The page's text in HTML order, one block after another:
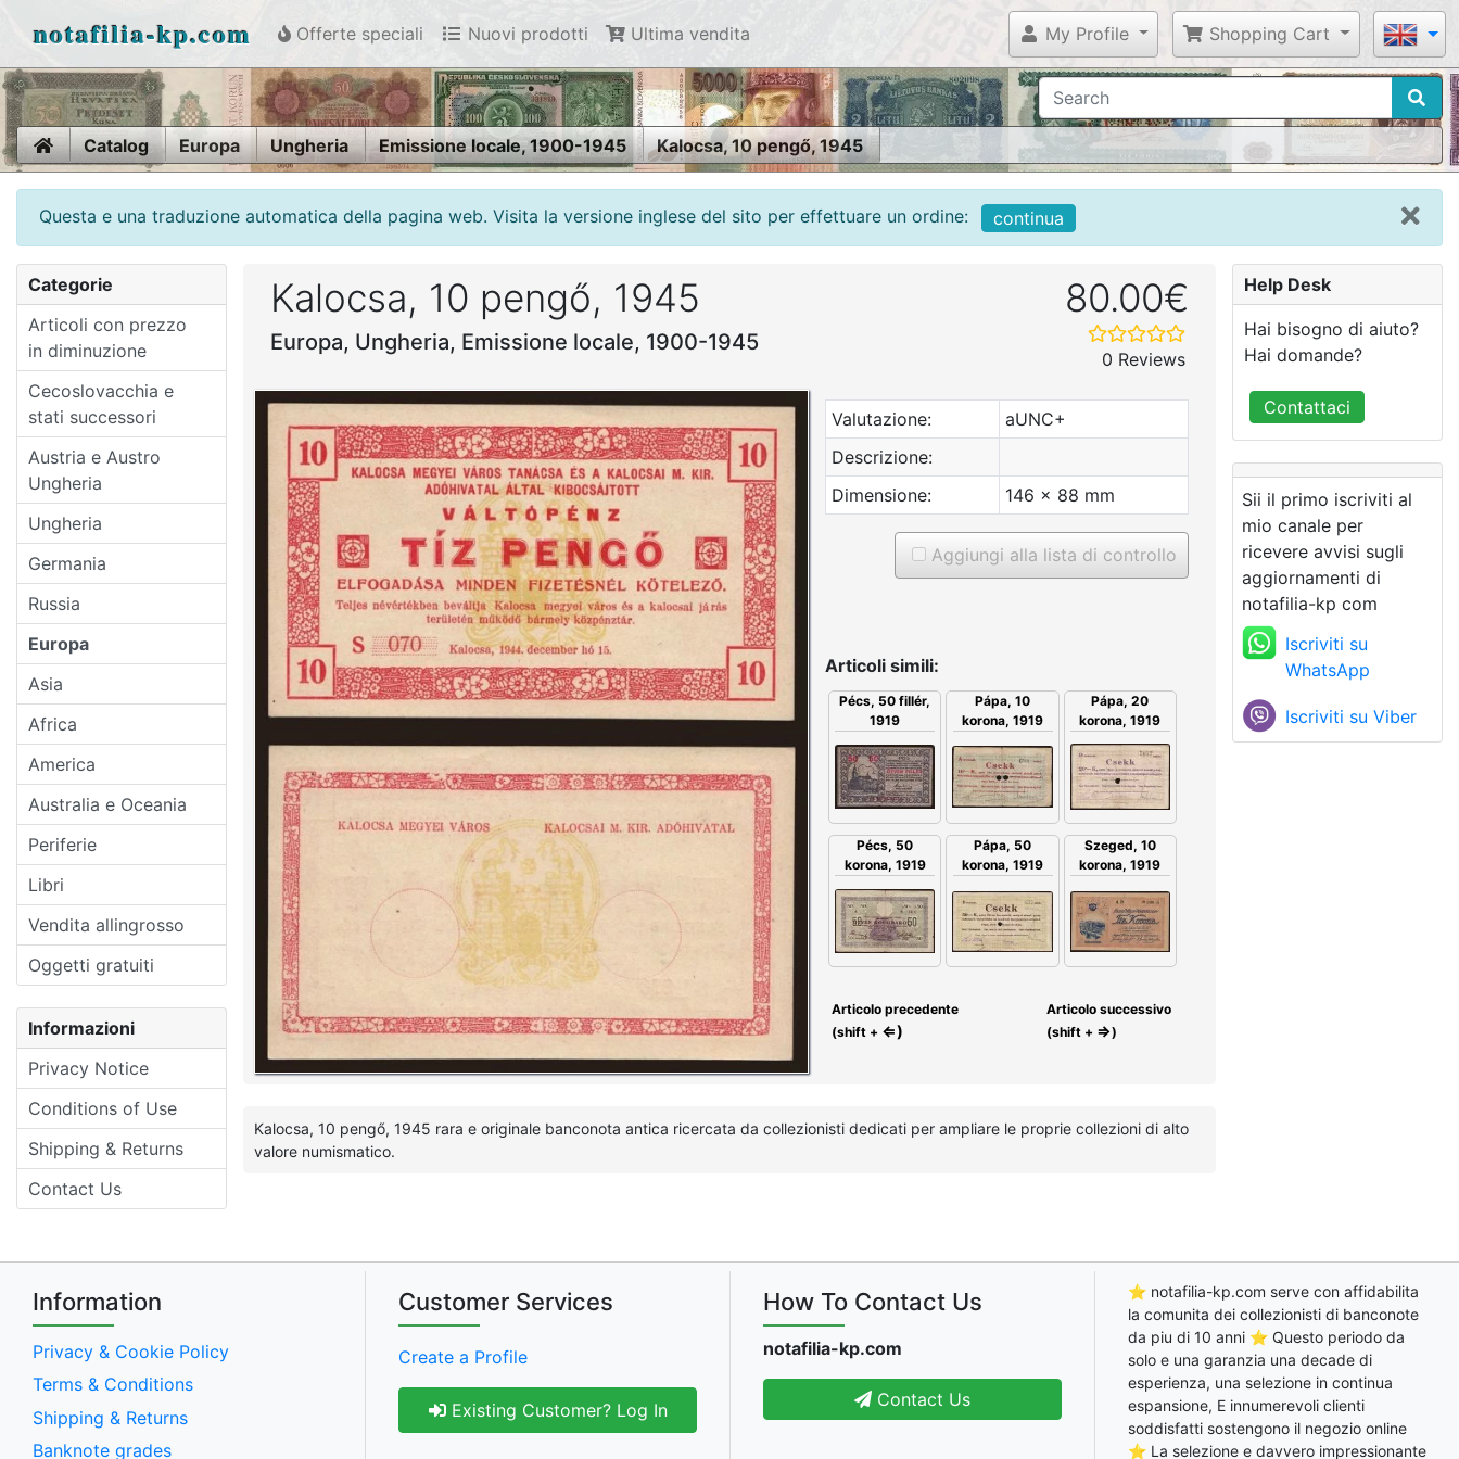
notafilia-kp.com Offerte speciali Nuovi prodotti Ultima vendita My Profile Shopping Cart
HomeCatalog Europa Ungheria Emissione locale, 1900-1945 Kalocsa, 10 pengő, 1945
Questa e una traduzione automatica della pagina web. Visita la versione inglese del sito per effettuare un ordine: continua
Categorie
Articoli con prezzo
in diminuzione
Cecoslovacchia e
stati successori
Austria e Austro
Ungheria
Ungheria
Germania
Russia
Europa
Asia
Africa
America
Australia e Oceania
Periferie
Libri
Vendita allingrosso
Oggetti gratuiti
Informazioni
Privacy Notice
Conditions of Use
Shipping & Returns
Contact Us
Kalocsa, 10 pengő, 1945
Europa, Ungheria, Emissione locale, 1900-1945
80.00€
0 Reviews
Valutazione:
aUNC+
Descrizione:
Dimensione:
146 x 88 mm
Aggiungi alla lista di controllo
Articoli simili:
Pécs, 50 fillér,
1919
Pápa, 10
korona, 1919
Pápa, 20
korona, 1919
Pécs, 50
korona, 1919
Pápa, 50
korona, 1919
Szeged, 10
korona, 1919
Articolo precedente
(shift + ⇐)
Articolo successivo
(shift + ⇒)
Kalocsa, 10 pengő, 1945 rara e originale banconota antica ricercata da collezionisti dedicati per ampliare le proprie collezioni di alto
valore numismatico.
Help Desk
Hai bisogno di aiuto?
Hai domande?
Contattaci
Sii il primo iscriviti al
mio canale per
ricevere avvisi sugli
aggiornamenti di
notafilia-kp com
Iscriviti su
WhatsApp
Iscriviti su Viber
Information
Privacy & Cookie Policy
Terms & Conditions
Shipping & Returns
Banknote grades
Customer Services
Create a Profile
Existing Customer? Log In
How To Contact Us
notafilia-kp.com
Contact Us
⭐ notafilia-kp.com serve con affidabilita
la comunita dei collezionisti di banconote
da piu di 10 anni ⭐ Questo periodo da
solo e una garanzia una decade di
esperienza, una selezione in continua
espansione, E innumerevoli clienti
soddisfatti sostengono il negozio online
⭐ La selezione e davvero impressionante